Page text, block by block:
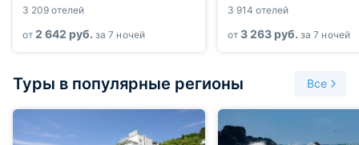
3 209 отелей
от2 642руб. за 7 ночей
3 914 отелей
от 3 263руб. за 7 ночей
Туры в популярные регионы Все